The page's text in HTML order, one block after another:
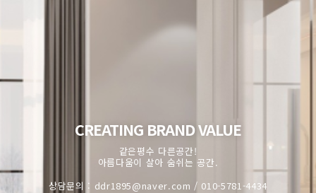
CREATING BRAND VALUE
같은평수 다른공간!
아름다움이 살아 숨쉬는 공간.
상담문의 : ddr1895@naver.com / 010-5781-4434